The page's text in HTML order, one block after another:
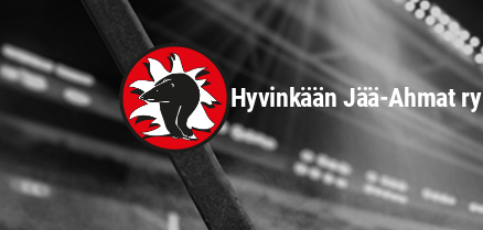
sivun
sisältöön
Hyvinkään Jää-Ahmat ry